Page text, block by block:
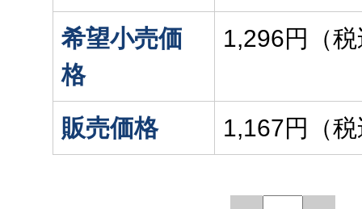
希望小売価
格
1,296円（
販売価格 1,167円（